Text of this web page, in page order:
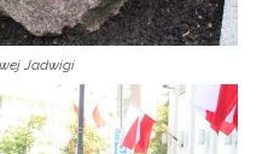
Jadwigi
moich danych
marketingowych.